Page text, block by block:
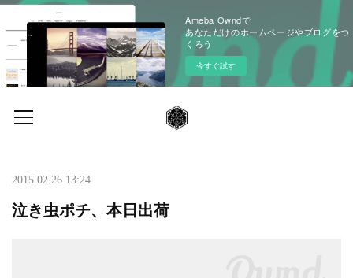
Ameba Owndで
あなただけのホームページやブログをつ
くろう
今すぐ試す
2015.02.26 13:24
泣き虫ポチ、本日出荷